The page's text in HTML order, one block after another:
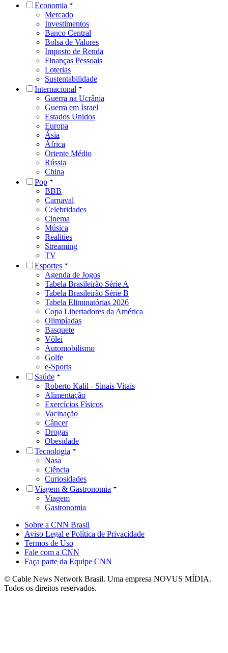
Economia
Mercado
Investimentos
Banco Central
Bolsa de Valores
Imposto de Renda
Finanças Pessoais
Loterias
Sustentabilidade
Internacional
Guerra na Ucrânia
Guerra em Israel
Estados Unidos
Europa
Ásia
África
Oriente Médio
Rússia
China
Pop
BBB
Carnaval
Celebridades
Cinema
Música
Realities
Streaming
TV
Esportes
Agenda de Jogos
Tabela Brasileirão Série A
Tabela Brasileirão Série B
Tabela Eliminatórias 2026
Copa Libertadores da América
Olimpíadas
Basquete
Vôlei
Automobilismo
Golfe
e-Sports
Saúde
Roberto Kalil - Sinais Vitais
Alimentação
Exercícios Físicos
Vacinação
Câncer
Drogas
Obesidade
Tecnologia
Nasa
Ciência
Curiosidades
Viagem & Gastronomia
Viagem
Gastronomia
Sobre a CNN Brasil
Aviso Legal e Política de Privacidade
Termos de Uso
Fale com a CNN
Faça parte da Equipe CNN
© Cable News Network Brasil. Uma empresa NOVUS MÍDIA.
Todos os direitos reservados.